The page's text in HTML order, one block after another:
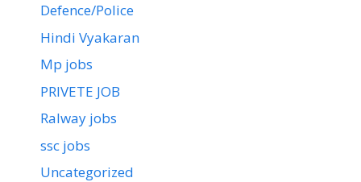
Defence/Police
Hindi Vyakaran
Mp jobs
PRIVETE JOB
Ralway jobs
ssc jobs
Uncategorized